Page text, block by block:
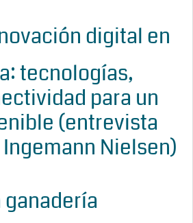
digital en
tecnologías,
para un
(entrevista
Nielsen)
ganadería